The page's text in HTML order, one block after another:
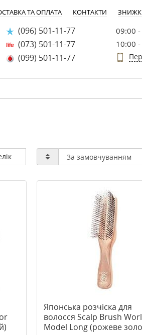
ТА ОПЛАТА КОНТАКТИ
(096) 501-11-77
(073) 501-11-77
(099) 501-11-77
09:00
10:00
>Acid Rescue Calcium Carbonate
Berry Flavor On-The-Go 14
жувальних таблеток ТМ Кантрі
Лайф / Country Life
Купити
Японська розчіска для
волосся Scalp Brush
Model Long (рожеве